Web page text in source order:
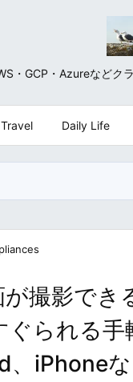
・GCP・Azureなどク
Travel Daily Life
撮影でき
ぐられる
、iPhone